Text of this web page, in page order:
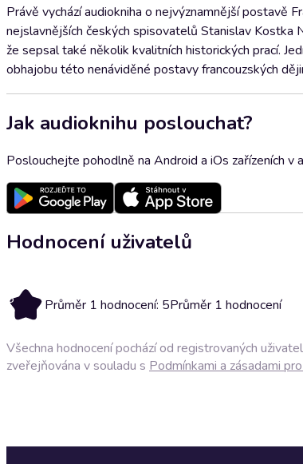
Právě vychází audiokniha o nejvýznamnější postavě
nejslavnějších českých spisovatelů Stanislav Kostka
že sepsal také několik kvalitních historických prací.
obhajobu této nenáviděné postavy francouzských
Jak audioknihu poslouchat?
Poslouchejte pohodlně na Android a iOs zařízeních v
Hodnocení uživatelů
5 Průměr 1 hodnocení: 5Průměr 1 hodnocení
Všechna hodnocení pochází od registrovaných
zveřejňována v souladu s Podmínkami a zásadami